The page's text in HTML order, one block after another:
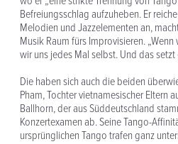
Befreiungsschlag aufzuheben. Er
Melodien und Jazzelementen an,
Musik Raum fürs Improvisieren.
wir uns jedes Mal selbst. Und das
Die haben sich auch die beiden
Pham, Tochter vietnamesischer Eltern
Ballhorn, der aus Süddeutschland
Konzertexamen ab. Seine Tango-
ursprünglichen Tango trafen ganz